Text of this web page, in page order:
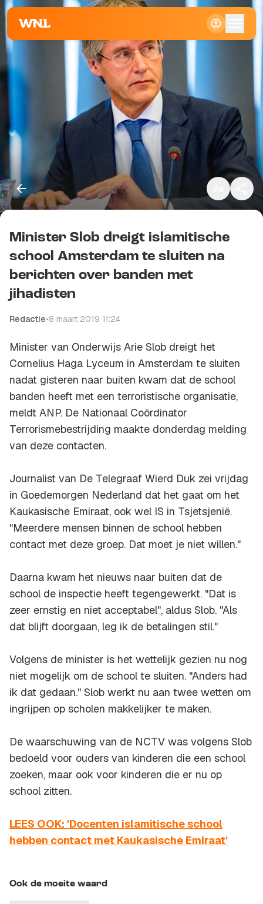
Klein
Standaard
Kopieer link
Minister Slob dreigt islamitische
school Amsterdam te sluiten na
berichten over banden met
jihadisten
Redactie•8 maart 2019 11:24
Minister van Onderwijs Arie Slob dreigt het
Cornelius Haga Lyceum in Amsterdam te sluiten
nadat gisteren naar buiten kwam dat de school
banden heeft met een terroristische organisatie,
meldt ANP. De Nationaal Coördinator
Terrorismebestrijding maakte donderdag melding
van deze contacten.
Journalist van De Telegraaf Wierd Duk zei vrijdag
in Goedemorgen Nederland dat het gaat om het
Kaukasische Emiraat, ook wel IS in Tsjetsjenië.
"Meerdere mensen binnen de school hebben
contact met deze groep. Dat moet je niet willen."
Daarna kwam het nieuws naar buiten dat de
school de inspectie heeft tegengewerkt. "Dat is
zeer ernstig en niet acceptabel", aldus Slob. "Als
dat blijft doorgaan, leg ik de betalingen stil."
Volgens de minister is het wettelijk gezien nu nog
niet mogelijk om de school te sluiten. "Anders had
ik dat gedaan." Slob werkt nu aan twee wetten om
ingrijpen op scholen makkelijker te maken.
De waarschuwing van de NCTV was volgens Slob
bedoeld voor ouders van kinderen die een school
zoeken, maar ook voor kinderen die er nu op
school zitten.
LEES OOK: 'Docenten islamitische school
hebben contact met Kaukasische Emiraat'
Ook de moeite waard